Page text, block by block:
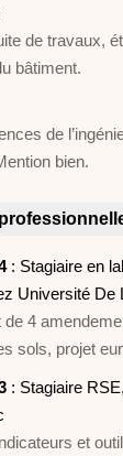
de travaux,
bâtiment.
de
bien.
: Stagiaire en
Université De
de 4
sols, projet
: Stagiaire
et